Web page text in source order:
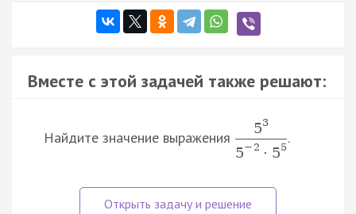
Вместе с этой задачей также решают:
Найдите значение выражения
53
5− 2 · 55
.